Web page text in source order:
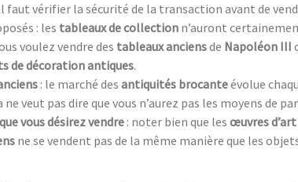
faut vérifier la sécurité de la transaction avant de
: les tableaux de collection n’auront
voulez vendre des tableaux anciensde Napoléon III
de décoration antiques.
: le marché des antiquités brocanteévolue
veut pas dire que vous n’aurez pas les moyens de
vous désirez vendre : noter bien que les œuvres d’art
ne se vendent pas de la même manière que les